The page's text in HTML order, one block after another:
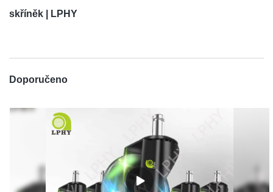
skříněk | LPHY
Doporučeno